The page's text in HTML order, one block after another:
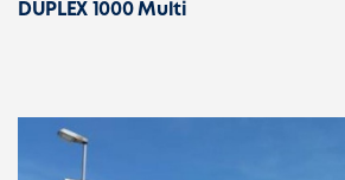
DUPLEX 1000 Multi